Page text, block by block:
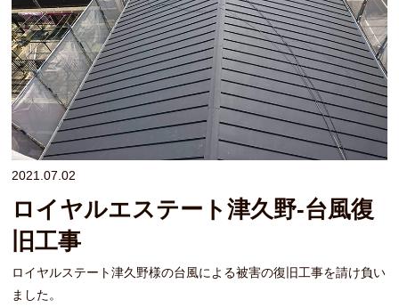
2021.07.02
ロイヤルエステート津久野-台風復
旧工事
ロイヤルステート津久野様の台風による被害の復旧工事を請け負い
ました。